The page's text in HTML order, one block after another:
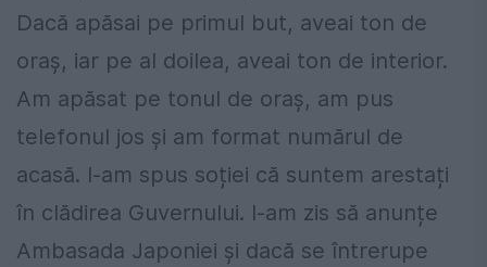
Dacă apăsai pe primul but, aveai ton de
oraș, iar pe al doilea, aveai ton de interior.
Am apăsat pe tonul de oraș, am pus
telefonul jos și am format numărul de
acasă. I-am spus soției că suntem arestați
în clădirea Guvernului. I-am zis să anunțe
Ambasada Japoniei și dacă se întrerupe